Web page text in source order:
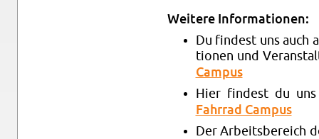
Wei­te­re In­for­ma­tio­nen:
Du fin­dest uns auch
tio­nen und
Cam­pus
Hier fin­dest du
Fahr­rad Cam­pus
Der Ar­beits­be­reich